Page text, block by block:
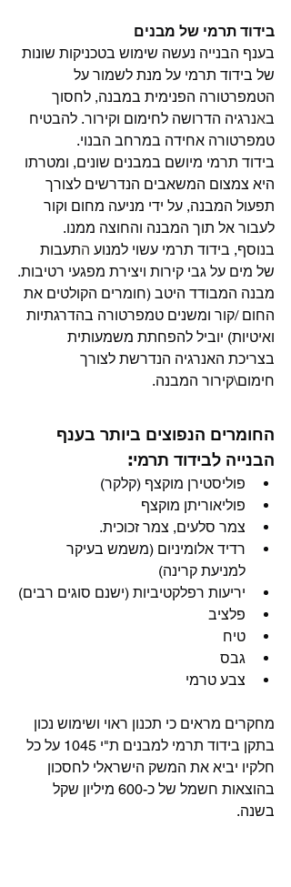
בידוד תרמי של מבנים
בענף הבנייה נעשה שימוש בטכניקות שונות
של בידוד תרמי על מנת לשמור על
הטמפרטורה הפנימית במבנה, לחסוך
באנרגיה הדרושה לחימום וקירור. להבטיח
טמפרטורה אחידה במרחב הבנוי.
בידוד תרמי מיושם במבנים שונים, ומטרתו
היא צמצום המשאבים הנדרשים לצורך
תפעול המבנה, על ידי מניעה מחום וקור
לעבור אל תוך המבנה והחוצה ממנו.
בנוסף, בידוד תרמי עשוי למנוע התעבות
של מים על גבי קירות ויצירת מפגעי רטיבות.
מבנה המבודד היטב (חומרים הקולטים את
החום /קור ומשנים טמפרטורה בהדרגתיות
ואיטיות) יוביל להפחתת משמעותית
בצריכת האנרגיה הנדרשת לצורך
חימום\קירור המבנה.
החומרים הנפוצים ביותר בענף
הבנייה לבידוד תרמי:
פוליסטירן מוקצף (קלקר)
פוליאוריתן מוקצף
צמר סלעים, צמר זכוכית.
רדיד אלומיניום (משמש בעיקר
למניעת קרינה)
יריעות רפלקטיביות (ישנם סוגים רבים)
פלציב
טיח
גבס
צבע טרמי
מחקרים מראים כי תכנון ראוי ושימוש נכון
בתקן בידוד תרמי למבנים ת"י 1045 על כל
חלקיו יביא את המשק הישראלי לחסכון
בהוצאות חשמל של כ-600 מיליון שקל
בשנה.